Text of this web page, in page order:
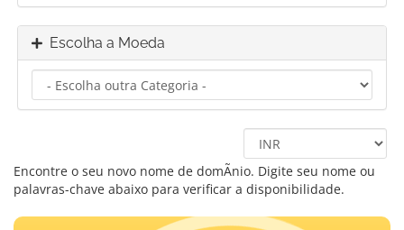
Escolha a Moeda
Encontre o seu novo nome de domÃ­nio. Digite seu nome ou
palavras-chave abaixo para verificar a disponibilidade.